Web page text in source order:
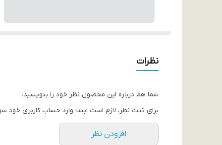
نظرات
شما هم درباره این محصول نظر خود را بنویسید.
برای ثبت نظر، لازم است ابتدا وارد حساب کاربری خود
افزودن نظر